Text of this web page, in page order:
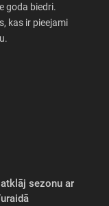
goda biedri.
kas ir pieejami
sezonu ar